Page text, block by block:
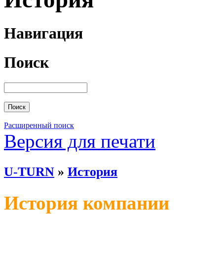
Навигация
Поиск
Расширенный поиск
Версия для печати
U-TURN » История
История компании